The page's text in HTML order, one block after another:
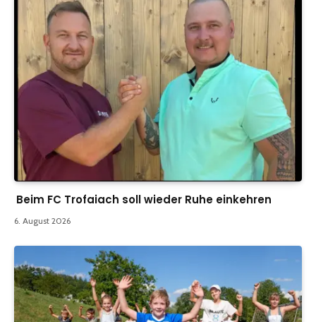
Beim FC Trofaiach soll wieder Ruhe einkehren
6. August 2026